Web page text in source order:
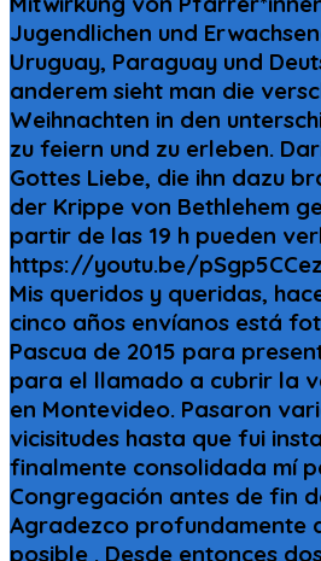
Jugendlichen und
Uruguay, Paraguay und
anderem sieht man die
Weihnachten in den
zu feiern und zu erleben.
Gottes Liebe, die ihn dazu
der Krippe von Bethlehem
partir de las 19 h pueden
https://youtu.be/
Mis queridos y queridas,
cinco años envíanos está
Pascua de 2015 para
para el llamado a cubrir la
en Montevideo. Pasaron
vicisitudes hasta que fui
finalmente consolidada mí
Congregación antes de fin
Agradezco profundamente
posible . Desde entonces